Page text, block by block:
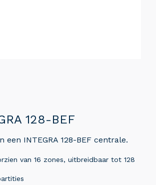
128-BEF
een INTEGRA 128-BEF centrale.
van 16 zones, uitbreidbaar tot 128